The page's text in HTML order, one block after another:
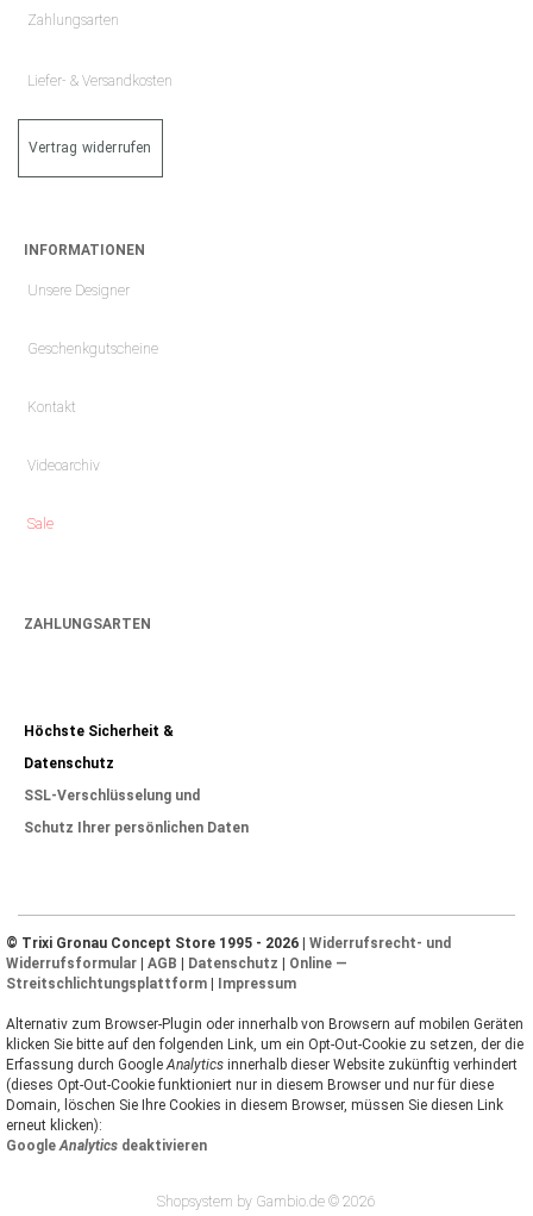
Zahlungsarten
Liefer- & Versandkosten
Vertrag widerrufen
INFORMATIONEN
Unsere Designer
Geschenkgutscheine
Kontakt
Videoarchiv
Sale
ZAHLUNGSARTEN
Höchste Sicherheit &
Datenschutz
SSL-Verschlüsselung und
Schutz Ihrer persönlichen Daten
© Trixi Gronau Concept Store 1995 - 2026 | Widerrufsrecht- und
Widerrufsformular | AGB | Datenschutz | Online —
Streitschlichtungsplattform | Impressum
Alternativ zum Browser-Plugin oder innerhalb von Browsern auf mobilen Geräten
klicken Sie bitte auf den folgenden Link, um ein Opt-Out-Cookie zu setzen, der die
Erfassung durch Google Analytics innerhalb dieser Website zukünftig verhindert
(dieses Opt-Out-Cookie funktioniert nur in diesem Browser und nur für diese
Domain, löschen Sie Ihre Cookies in diesem Browser, müssen Sie diesen Link
erneut klicken):
Google Analytics deaktivieren
Shopsystem by Gambio.de © 2026